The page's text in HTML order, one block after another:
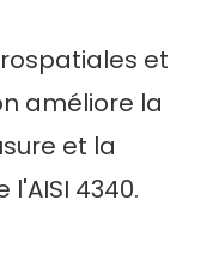
et
améliore la
et la
4340.